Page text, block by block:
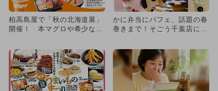
柏高島屋で「秋の北海道展」
開催！ 本マグロや希少なサ
かに弁当にパフェ、話題の春
巻きまで！そごう千葉店に北